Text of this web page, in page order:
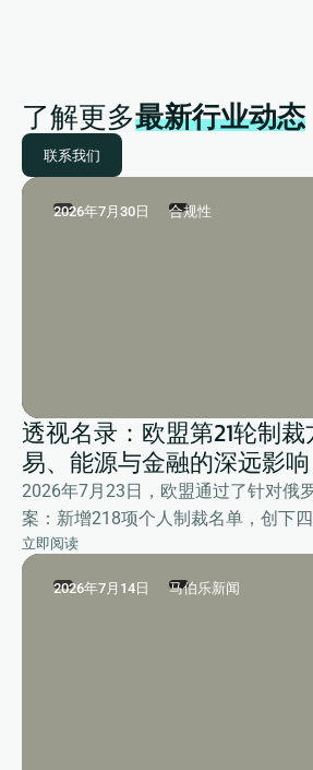
了解更多最新行业动态
联系我们
2026年7月30日 合规性
透视名录：欧盟第21轮制
易、能源与金融的深远影响
2026年7月23日，欧盟通过了针对俄
案：新增218项个人制裁名单，创下四
立即阅读
2026年7月14日 马伯乐新闻